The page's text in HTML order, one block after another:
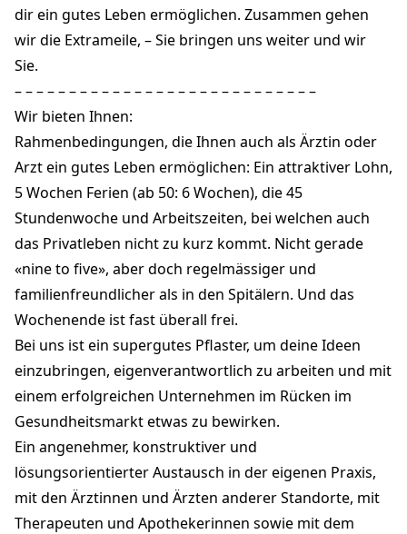
dir ein gutes Leben ermöglichen. Zusammen gehen
wir die Extrameile, – Sie bringen uns weiter und wir
Sie.
– – – – – – – – – – – – – – – – – – – – – – – – – – – –
Wir bieten Ihnen:
Rahmenbedingungen, die Ihnen auch als Ärztin oder
Arzt ein gutes Leben ermöglichen: Ein attraktiver Lohn,
5 Wochen Ferien (ab 50: 6 Wochen), die 45
Stundenwoche und Arbeitszeiten, bei welchen auch
das Privatleben nicht zu kurz kommt. Nicht gerade
«nine to five», aber doch regelmässiger und
familienfreundlicher als in den Spitälern. Und das
Wochenende ist fast überall frei.
Bei uns ist ein supergutes Pflaster, um deine Ideen
einzubringen, eigenverantwortlich zu arbeiten und mit
einem erfolgreichen Unternehmen im Rücken im
Gesundheitsmarkt etwas zu bewirken.
Ein angenehmer, konstruktiver und
lösungsorientierter Austausch in der eigenen Praxis,
mit den Ärztinnen und Ärzten anderer Standorte, mit
Therapeuten und Apothekerinnen sowie mit dem